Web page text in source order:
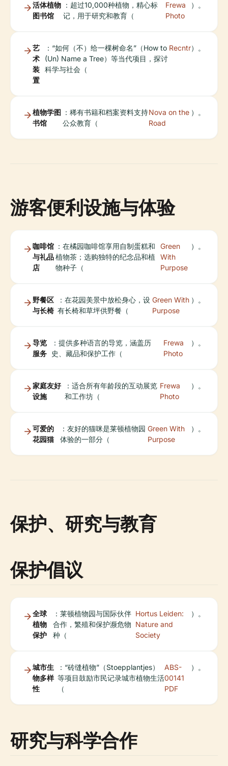
活体植物
图书馆
：超过10,000种植物，精心标
记，用于研究和教育（
Frewa
Photo
）。
艺
术
装
置
：“如何（不）给一棵树命名”（How to
(Un) Name a Tree）等当代项目，探讨
科学与社会（
Recntr）。
植物学图
书馆
：稀有书籍和档案资料支持
公众教育（
Nova on the
Road
）。
游客便利设施与体验
咖啡馆
与礼品
店
：在橘园咖啡馆享用自制蛋糕和
植物茶；选购独特的纪念品和植
物种子（
Green
With
Purpose
）。
野餐区
与长椅
：在花园美景中放松身心，设
有长椅和草坪供野餐（
Green With
Purpose
）。
导览
服务
：提供多种语言的导览，涵盖历
史、藏品和保护工作（
Frewa
Photo
）。
家庭友好
设施
：适合所有年龄段的互动展览
和工作坊（
Frewa
Photo
）。
可爱的
花园猫
：友好的猫咪是莱顿植物园
体验的一部分（
Green With
Purpose
）。
保护、研究与教育
保护倡议
全球
植物
保护
：莱顿植物园与国际伙伴
合作，繁殖和保护濒危物
种（
Hortus Leiden:
Nature and
Society
）。
城市生
物多样
性
：“砖缝植物”（Stoepplantjes）
等项目鼓励市民记录城市植物生活
（
ABS-
00141
PDF
）。
研究与科学合作